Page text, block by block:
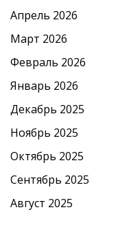
Апрель 2026
Март 2026
Февраль 2026
Январь 2026
Декабрь 2025
Ноябрь 2025
Октябрь 2025
Сентябрь 2025
Август 2025